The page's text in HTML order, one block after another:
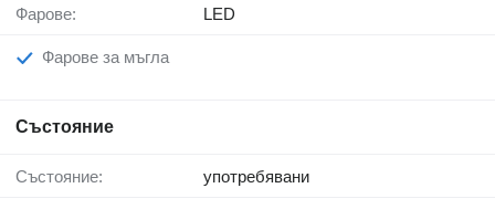
Фарове: LED
Фарове за мъгла
Състояние
Състояние: употребявани